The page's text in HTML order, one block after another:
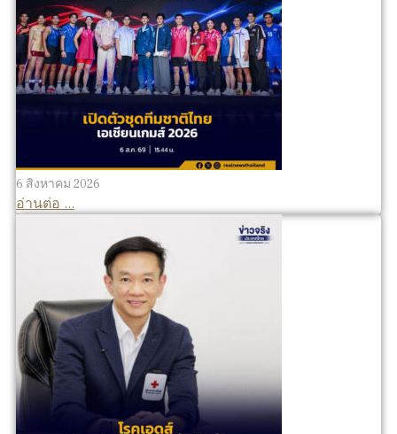
6 สิงหาคม 2026
อ่านต่อ ...